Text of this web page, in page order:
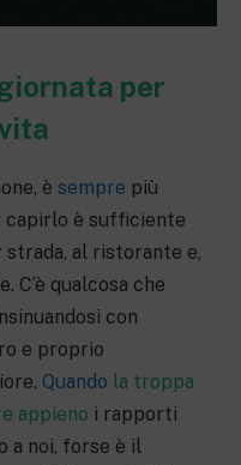
per
è sempre più
capirlo è sufficiente
al ristorante e,
C’è qualcosa che
con
e proprio
Quando la troppa
appieno i rapporti
a noi, forse è il